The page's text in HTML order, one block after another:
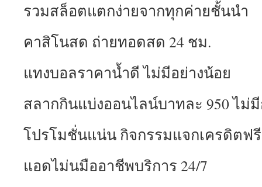
รวมสล็อตแตกง่ายจากทุกค่ายชั้นนำ
คาสิโนสด ถ่ายทอดสด 24 ชม.
แทงบอลราคาน้ำดี ไม่มีอย่างน้อย
สลากกินแบ่งออนไลน์บาทละ 950 ไม่
โปรโมชั่นแน่น กิจกรรมแจกเครดิตฟ
แอดไม่นมืออาชีพบริการ 24/7